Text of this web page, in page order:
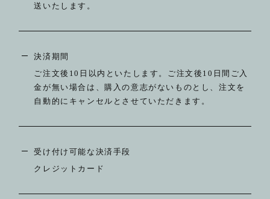
送いたします。
決済期間
ご注文後10日以内といたします。ご注文後10日間ご入
金が無い場合は、購入の意志がないものとし、注文を
自動的にキャンセルとさせていただきます。
受け付け可能な決済手段
クレジットカード